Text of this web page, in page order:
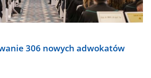
306 nowych adwokatów